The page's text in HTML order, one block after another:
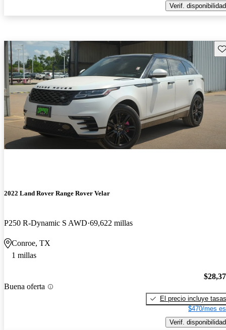
Verif. disponibilidad
2022 Land Rover Range Rover Velar
P250 R-Dynamic S AWD 69,622 millas
Conroe, TX
1 millas
Buena oferta
El precio incluye tasas
$470/mes
Verif. disponibilidad